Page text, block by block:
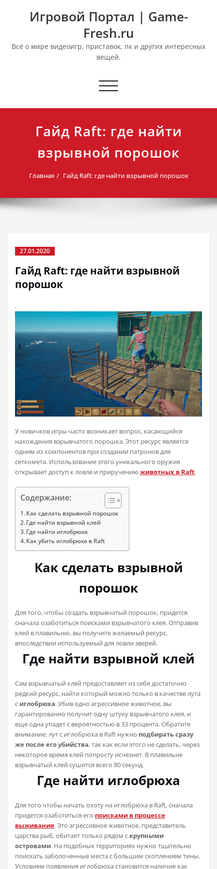
Игровой Портал | Game-
Fresh.ru
Всё о мире видеоигр, приставок, пк и других интересных
вещей.
Переключить
Гайд Raft: где найти
взрывной порошок
Главная Гайд Raft: где найти взрывной порошок
27.01.2020
Гайд Raft: где найти взрывной
порошок
.
У новичков игры часто возникает вопрос, касающийся
нахождения взрывчатого порошка. Этот ресурс является
одним из компонентов при создании патронов для
сеткомета. Использование этого уникального оружия
открывает доступ к ловле и приручению животных в Raft.
Содержание:
Как сделать взрывной порошок
Где найти взрывной клей
Где найти иглобрюха
Как убить иглобрюха в Raft
Как сделать взрывной
порошок
Для того, чтобы создать взрывчатый порошок, придется
сначала озаботиться поисками взрывчатого клея. Отправив
клей в плавильню, вы получите желаемый ресурс,
впоследствии используемый для ловли зверей.
Где найти взрывной клей
Сам взрывчатый клей предоставляет из себя достаточно
редкий ресурс, найти который можно только в качестве лута
с иглобрюха. Убив одно агрессивное животное, вы
гарантированно получит одну штуку взрывчатого клея, и
еще одна упадет с вероятностью в 33 процента. Обратите
внимание: лут с иглобрюха в Raft нужно подбирать сразу
же после его убийства, так как если этого не сделать, через
некоторое время клей попросту исчезнет. В плавильне
взрывчатый клей сушится всего 80 секунд.
Где найти иглобрюха
Для того чтобы начать охоту на иглобрюха в Raft, сначала
придется озаботиться его поисками в процессе
выживания. Это агрессивное животное, представитель
царства рыб, обитает только рядом с крупными
островами. На подобных территориях нужно тщательно
поискать заболоченные места с большим скоплением тины.
Условием появления иглобрюха становится наличие как